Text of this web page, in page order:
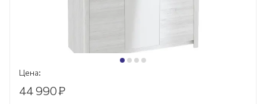
Цена:
44 990₽